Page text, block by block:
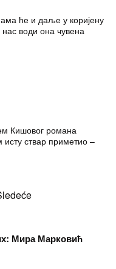
ће и даље у коријену
води она чувена
Кишовог романа
исту ствар приметио –
Мира Марковић